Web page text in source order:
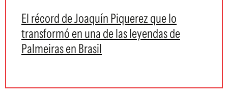
El récord de Joaquín Piquerez que lo
transformó en una de las leyendas de
Palmeiras en Brasil